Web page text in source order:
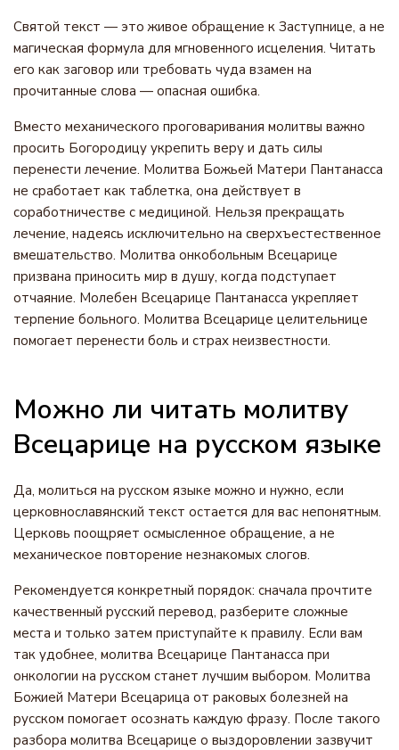
Святой текст — это живое обращение к Заступнице, а не
магическая формула для мгновенного исцеления. Читать
его как заговор или требовать чуда взамен на
прочитанные слова — опасная ошибка.
Вместо механического проговаривания молитвы важно
просить Богородицу укрепить веру и дать силы
перенести лечение. Молитва Божьей Матери Пантанасса
не сработает как таблетка, она действует в
соработничестве с медициной. Нельзя прекращать
лечение, надеясь исключительно на сверхъестественное
вмешательство. Молитва онкобольным Всецарице
призвана приносить мир в душу, когда подступает
отчаяние. Молебен Всецарице Пантанасса укрепляет
терпение больного. Молитва Всецарице целительнице
помогает перенести боль и страх неизвестности.
Можно ли читать молитву
Всецарице на русском языке
Да, молиться на русском языке можно и нужно, если
церковнославянский текст остается для вас непонятным.
Церковь поощряет осмысленное обращение, а не
механическое повторение незнакомых слогов.
Рекомендуется конкретный порядок: сначала прочтите
качественный русский перевод, разберите сложные
места и только затем приступайте к правилу. Если вам
так удобнее, молитва Всецарице Пантанасса при
онкологии на русском станет лучшим выбором. Молитва
Божией Матери Всецарица от раковых болезней на
русском помогает осознать каждую фразу. После такого
разбора молитва Всецарице о выздоровлении зазвучит